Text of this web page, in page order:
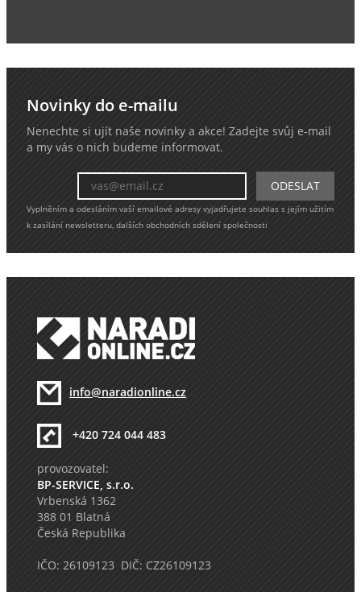
Novinky do e-mailu
Nenechte si ujít naše novinky a akce! Zadejte svůj e-mail
a my vás o nich budeme informovat.
Vyplněním a odesláním vaší emailové adresy vyjadřujete souhlas s jejím užitím
k zasílání newsletteru, dalších obchodních sdělení společnosti
info@naradionline.cz
+420 724 044 483
provozovatel:
BP-SERVICE, s.r.o.
Vrbenská 1362
388 01 Blatná
Česká Republika
IČO: 26109123 DIČ: CZ26109123